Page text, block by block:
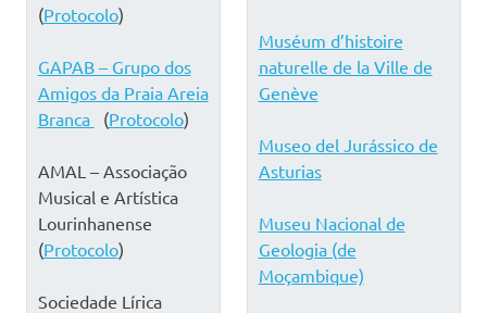
(Protocolo)
GAPAB – Grupo dos
Amigos da Praia Areia
Branca
(Protocolo)
AMAL – Associação
Musical e Artística
Lourinhanense
(Protocolo)
Sociedade Lírica
Muséum d’histoire
naturelle de la Ville de
Genève
Museo del Jurássico de
Asturias
Museu Nacional de
Geologia (de
Moçambique)